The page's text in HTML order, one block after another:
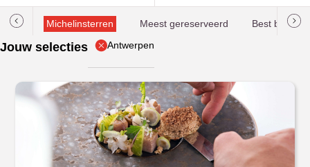
Michelinsterren Meest gereserveerd Best
Jouw selecties Antwerpen